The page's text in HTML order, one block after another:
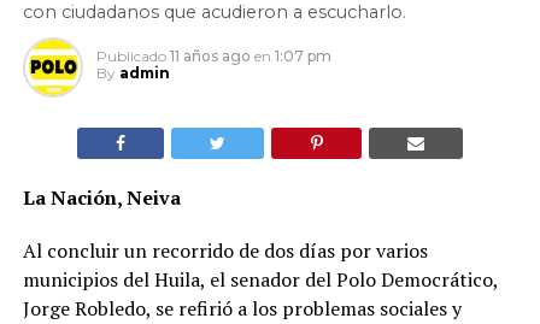
con ciudadanos que acudieron a escucharlo.
Publicado 11 años ago en 1:07 pm
By admin
La Nación, Neiva
Al concluir un recorrido de dos días por varios
municipios del Huila, el senador del Polo Democrático,
Jorge Robledo, se refirió a los problemas sociales y